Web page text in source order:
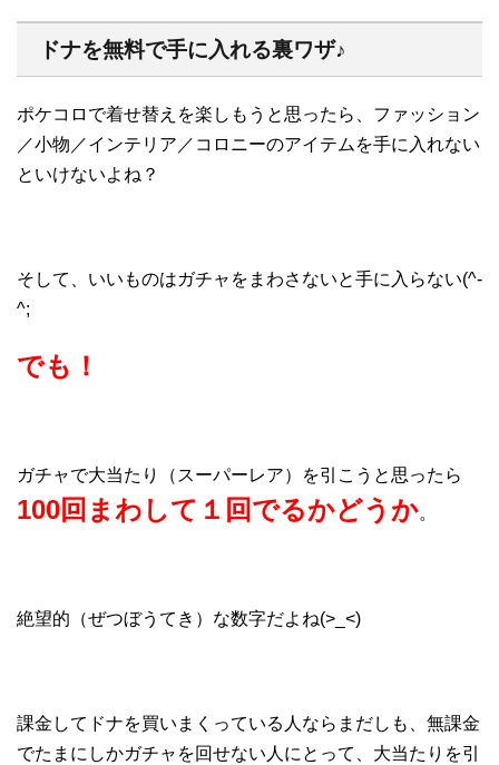
ドナを無料で手に入れる裏ワザ♪
ポケコロで着せ替えを楽しもうと思ったら、ファッション
／小物／インテリア／コロニーのアイテムを手に入れない
といけないよね？
そして、いいものはガチャをまわさないと手に入らない(^-
^;
でも！
ガチャで大当たり（スーパーレア）を引こうと思ったら
100回まわして１回でるかどうか。
絶望的（ぜつぼうてき）な数字だよね(>_<)
課金してドナを買いまくっている人ならまだしも、無課金
でたまにしかガチャを回せない人にとって、大当たりを引